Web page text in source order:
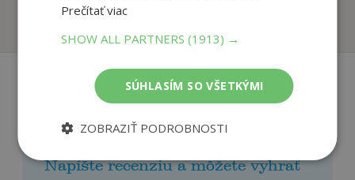
Na sklade
Napíšte recenziu a môžete vyhrať
Prečítať viac
SHOW ALL PARTNERS(1913) →
SÚHLASÍM SO VŠETKÝMI
ZOBRAZIŤ PODROBNOSTI